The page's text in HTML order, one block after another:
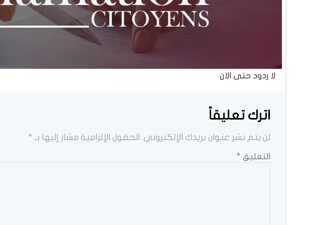
لا ردود حتى الان
اترك تعليقاً
لن يتم نشر عنوان بريدك الإلكتروني. الحقول الإلزامية مشار إليها بـ *
التعليق *